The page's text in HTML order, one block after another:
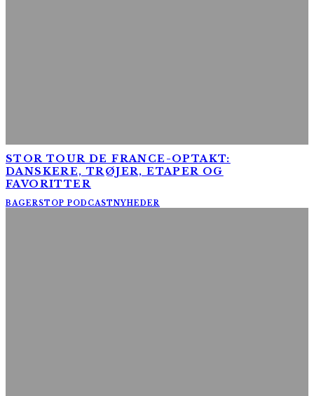
STOR TOUR DE FRANCE-OPTAKT:
DANSKERE, TRØJER, ETAPER OG
FAVORITTER
BAGERSTOP PODCASTNYHEDER